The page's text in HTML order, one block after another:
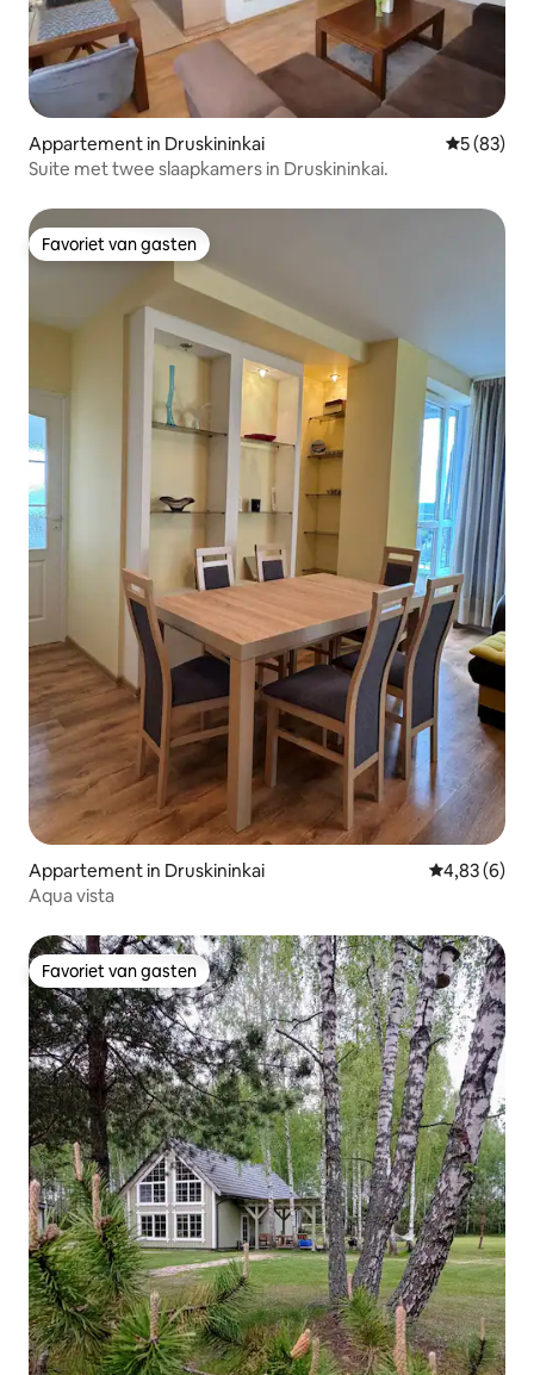
Appartement in Druskininkai
5 (83)
Suite met twee slaapkamers in Druskininkai.
Favoriet van gasten
Favoriet van gasten
Appartement in Druskininkai Gemiddelde
4,83 (6)
Aqua vista
Favoriet van gasten
Favoriet van gasten